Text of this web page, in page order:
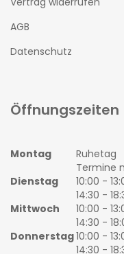
AGB
Datenschutz
Öffnungszeiten
Montag
Ruhetag
Termine
Dienstag
10:00 -
14:30 -
Mittwoch
10:00 -
14:30 -
Donnerstag10:00 -
14:30 -